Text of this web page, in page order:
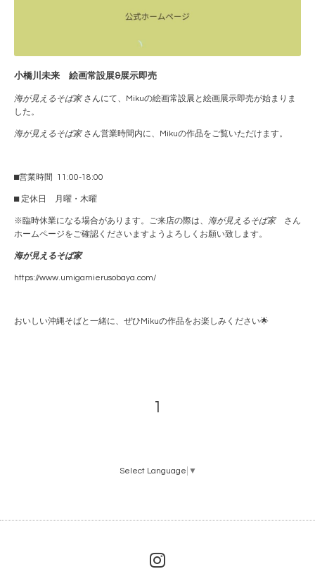
小橋川未来 絵画常設展&展示即売
海が見えるそば家 さんにて、Mikuの絵画常設展と絵画展示即売が始まりま
した。
海が見えるそば家さん営業時間内に、Mikuの作品をご覧いただけます。
⬛︎営業時間 11:00-18:00
⬛︎ 定休日 月曜・木曜
※臨時休業になる場合があります。ご来店の際は、 海が見えるそば家さん
ホームページをご確認くださいますようよろしくお願い致します。
海が見えるそば家
https://www.umigamierusobaya.com/
おいしい沖縄そばと一緒に、ぜひMikuの作品をお楽しみください🌟
1
Select Language ▼